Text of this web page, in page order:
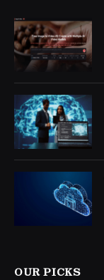
OUR PICKS